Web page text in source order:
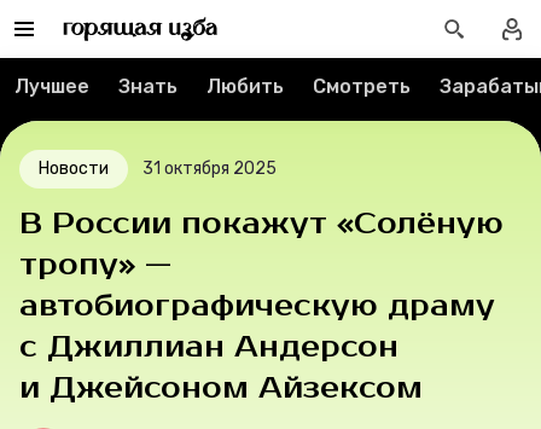
Контакты
О проекте
Мерч
О компании
Лучшее Знать Любить Смотреть
Новости 31 октября 2025
В России покажут «Солёную
тропу» —
автобиографическую драму
с Джиллиан Андерсон
и Джейсоном Айзексом